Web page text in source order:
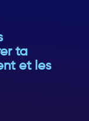
ta
et les